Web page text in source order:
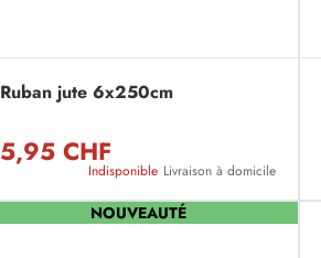
Ruban jute 6x250cm
5,95 CHF
Indisponible Livraison à domicile
NOUVEAUTÉ